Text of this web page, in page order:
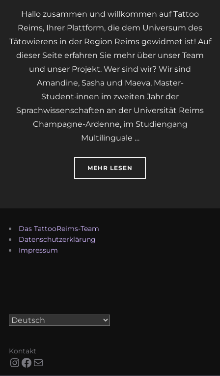
Hallo zusammen und willkommen auf Tattoo
Reims, Ihrer Plattform, die dem Universum des
Tätowierens in der Region Reims gewidmet ist! Auf
dieser Seite erfahren Sie mehr über unser Team
und unser Projekt. Wer sind wir? Wir sind
Amandine, Sasha und Maeva, Master-
Student·innen im zweiten Jahr der
Sprachwissenschaften an der Universität Reims
Champagne-Ardenne, im Studiengang
Multilinguale …
MEHR ÜBER „DAS TATTOOREIMS-
LESEN
Das TattooReims-Team
Datenschutzerklärung
Impressum
Sprache
Kontakt
Instagram
Facebook
E-Mail